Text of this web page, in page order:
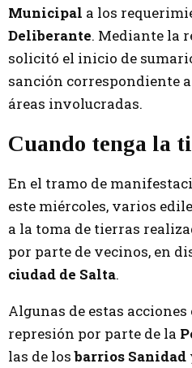
Municipal a los
Deliberante. Mediante la
solicitó el inicio de
sanción correspondiente
áreas involucradas.
Cuando tenga la
En el tramo de
este miércoles, varios
a la toma de tierras
por parte de vecinos, en
ciudad de Salta.
Algunas de estas
represión por parte de la
las de losbarrios Sanidad